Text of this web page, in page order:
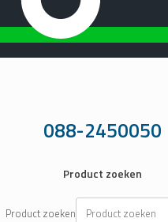
088-2450050
Product zoeken
Product zoeken